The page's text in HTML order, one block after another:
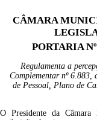
CÂMARA
PORTARIA
Regulamenta a
Complementar nº 6.883,
de Pessoal, Plano de
O Presidente da